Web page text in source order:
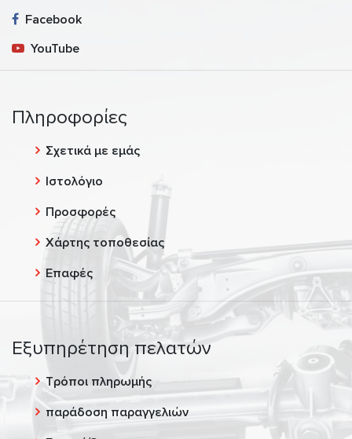
Facebook
YouTube
Πληροφορίες
Σχετικά με εμάς
Ιστολόγιο
Προσφορές
Χάρτης τοποθεσίας
Επαφές
Εξυπηρέτηση πελατών
Τρόποι πληρωμής
παράδοση παραγγελιών